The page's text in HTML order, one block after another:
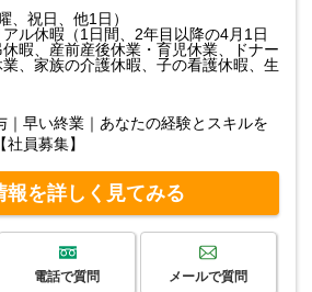
、祝日、他1日）
ル休暇（1日間、2年目以降の4月1日
暇、産前産後休業・育児休業、ドナー
、家族の介護休暇、子の看護休暇、生
｜早い終業｜あなたの経験とスキルを
員募集】
報を詳しく見てみる
電話で質問 メールで質問